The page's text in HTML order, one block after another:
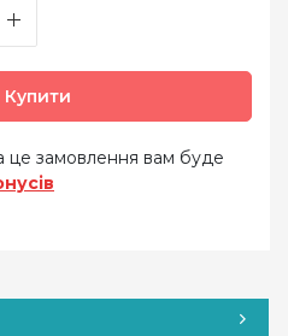
Купити
це замовлення вам буде